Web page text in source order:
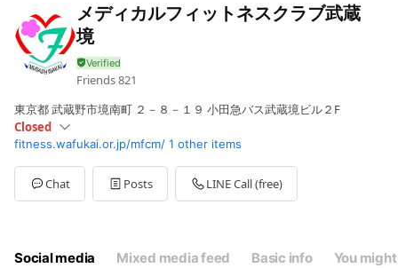
メディカルフィットネスクラブ武蔵
境
Friends821
東京都 武蔵野市境南町 ２－８－１９ 小田急バス武蔵境ビル２F
Closed
Mon10:00 - 21:30
Sat10:00 - 18:00
Closed
毎週金曜日は休館日
fitness.wafukai.or.jp/mfcm/ 1 other items
Chat Posts LINE Call (free)
Social media Mixed media feed Basic info You